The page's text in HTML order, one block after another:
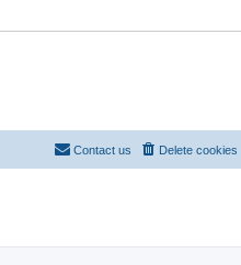
Delete cookies
Contact us